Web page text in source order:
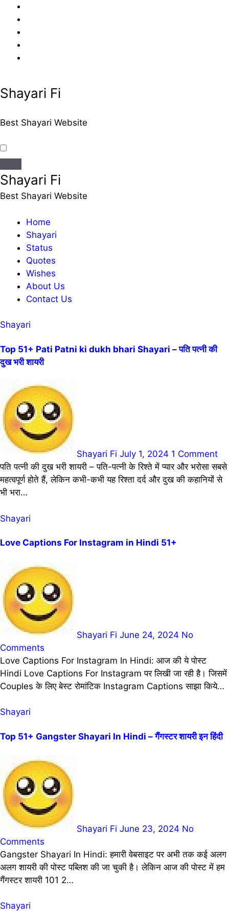
content
Shayari Fi
Best Shayari Website
Shayari Fi
Best Shayari Website
Home
Shayari
Status
Quotes
Wishes
About Us
Contact Us
Shayari
Top 51+ Pati Patni ki dukh bhari Shayari – पति पत्नी की
दुख भरी शायरी
Shayari Fi July 1, 2024 1 Comment
पति पत्नी की दुख भरी शायरी – पति-पत्नी के रिश्ते में प्यार और भरोसा सबसे
महत्वपूर्ण होते हैं, लेकिन कभी-कभी यह रिश्ता दर्द और दुख की कहानियों से
भी भरा…
Shayari
Love Captions For Instagram in Hindi 51+
Shayari Fi June 24, 2024 No
Comments
Love Captions For Instagram In Hindi: आज की ये पोस्ट
Hindi Love Captions For Instagram पर लिखी जा रही है। जिसमें
Couples के लिए बेस्ट रोमांटिक Instagram Captions साझा किये…
Shayari
Top 51+ Gangster Shayari In Hindi – गैंगस्टर शायरी इन हिंदी
Shayari Fi June 23, 2024 No
Comments
Gangster Shayari In Hindi: हमारी वेबसाइट पर अभी तक कई अलग
अलग शायरी की पोस्ट पब्लिश की जा चुकी है। लेकिन आज की पोस्ट में हम
गैंगस्टर शायरी 101 2…
Shayari